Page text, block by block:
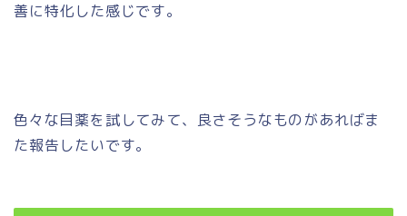
善に特化した感じです。
色々な目薬を試してみて、良さそうなものがあればま
た報告したいです。